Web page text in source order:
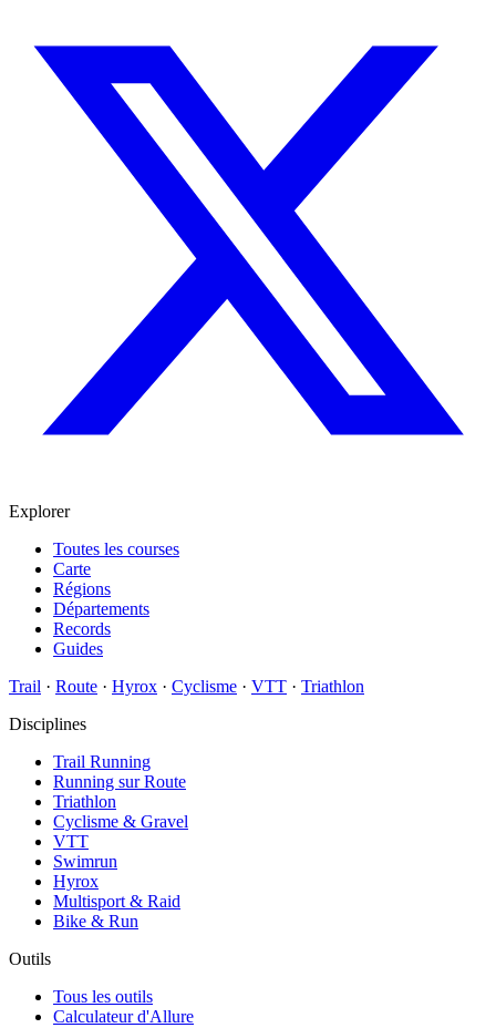
Explorer
Toutes les courses
Carte
Régions
Départements
Records
Guides
Trail · Route · Hyrox · Cyclisme · VTT · Triathlon
Disciplines
Trail Running
Running sur Route
Triathlon
Cyclisme & Gravel
VTT
Swimrun
Hyrox
Multisport & Raid
Bike & Run
Outils
Tous les outils
Calculateur d'Allure